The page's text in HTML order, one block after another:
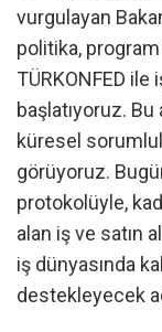
vurgulayan
politika,
TÜRKONFED
başlatıyoruz. Bu
küresel
görüyoruz.
protokolüyle,
alan iş ve satın
iş dünyasında
destekleyecek